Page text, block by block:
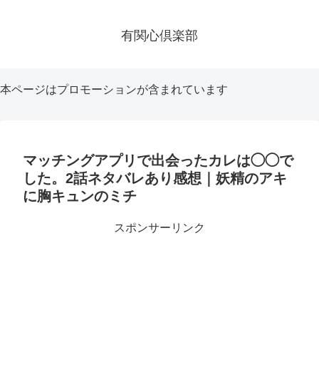
有関心倶楽部
本ページはプロモーションが含まれています
マッチングアプリで出会ったカレは◯◯で
した。2話ネタバレあり感想｜妖精のアキ
に胸キュンのミチ
スポンサーリンク